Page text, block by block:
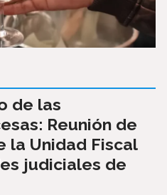
de las
Reunión de
la Unidad Fiscal
judiciales de